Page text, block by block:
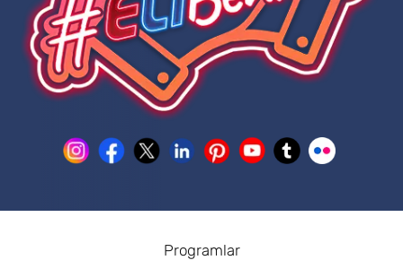
Programlar